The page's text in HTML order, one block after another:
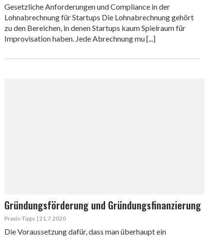
Gesetzliche Anforderungen und Compliance in der
Lohnabrechnung für Startups Die Lohnabrechnung gehört
zu den Bereichen, in denen Startups kaum Spielraum für
Improvisation haben. Jede Abrechnung mu [...]
Gründungsförderung und Gründungsfinanzierung
Praxis-Tipps | 21.7.2020
Die Voraussetzung dafür, dass man überhaupt ein